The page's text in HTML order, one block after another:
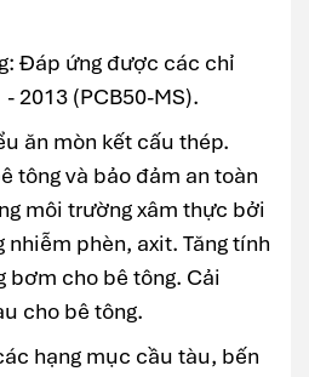
Đáp ứng được các chỉ
2013 (PCB50-MS).
ăn mòn kết cấu thép.
tông và bảo đảm an toàn
môi trường xâm thực bởi
phèn, axit. Tăng tính
bơm cho bê tông. Cải
cho bê tông.
hạng mục cầu tàu, bến